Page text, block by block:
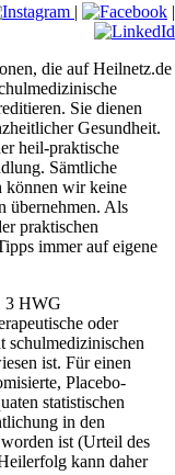
| |
die auf Heilnetz.de
Sie dienen
Gesundheit.
heil-praktische
Sämtliche
können wir keine
übernehmen. Als
praktischen
immer auf eigene
3 HWG
oder
schulmedizinischen
ist. Für einen
Placebo-
statistischen
in den
ist (Urteil des
kann daher